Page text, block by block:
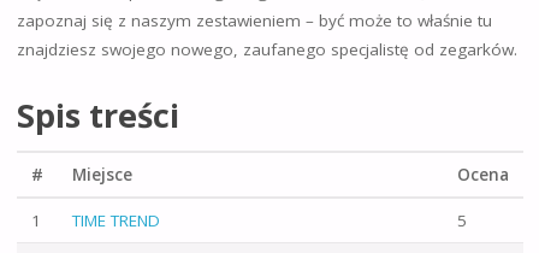
zapoznaj się z naszym zestawieniem – być może to właśnie tu
znajdziesz swojego nowego, zaufanego specjalistę od zegarków.
Spis treści
# Miejsce Ocena
1 TIME TREND 5